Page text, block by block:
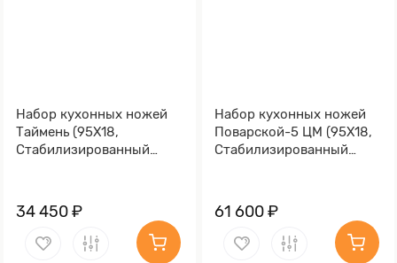
Набор кухонных ножей
Таймень (95Х18,
Стабилизированный
34 450 ₽
Набор кухонных ножей
Поварской-5 ЦМ (95Х18,
Стабилизированный
61 600 ₽